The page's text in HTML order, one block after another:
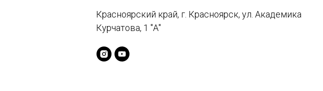
Красноярский край, г. Красноярск, ул. Академика
Курчатова, 1 "А"